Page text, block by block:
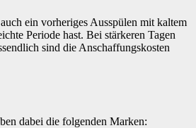
ein vorheriges Ausspülen mit kaltem
Periode hast. Bei stärkeren Tagen
sind die Anschaffungskosten
dabei die folgenden Marken: